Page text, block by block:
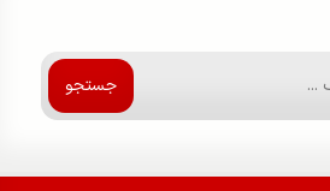
جستجو